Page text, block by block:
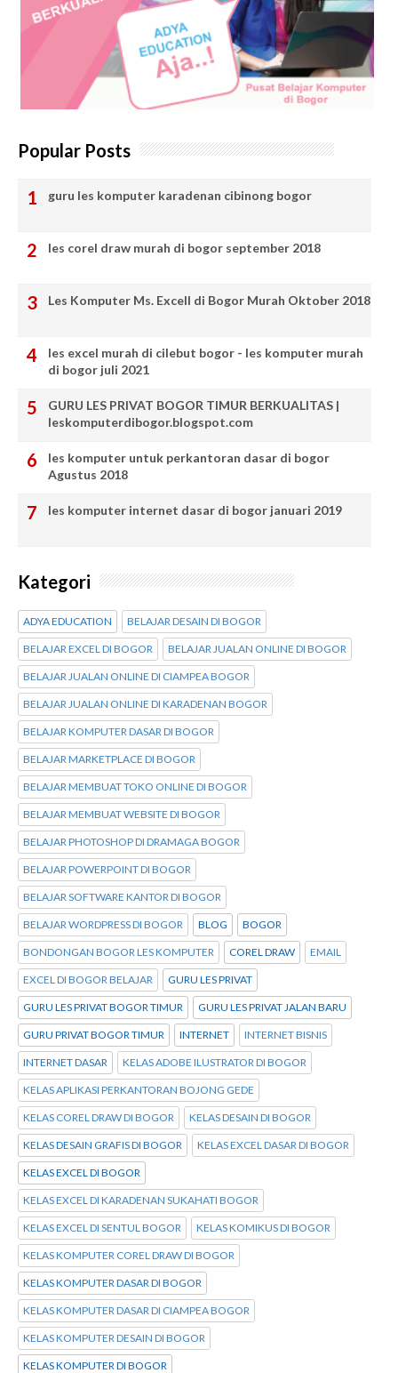
Popular Posts
guru les komputer karadenan cibinong bogor
les corel draw murah di bogor september 2018
Les Komputer Ms. Excell di Bogor Murah Oktober 2018
les excel murah di cilebut bogor - les komputer murah
di bogor juli 2021
GURU LES PRIVAT BOGOR TIMUR BERKUALITAS |
leskomputerdibogor.blogspot.com
les komputer untuk perkantoran dasar di bogor
Agustus 2018
les komputer internet dasar di bogor januari 2019
Kategori
ADYA EDUCATION BELAJAR DESAIN DI BOGOR
BELAJAR EXCEL DI BOGOR BELAJAR JUALAN ONLINE DI BOGOR
BELAJAR JUALAN ONLINE DI CIAMPEA BOGOR
BELAJAR JUALAN ONLINE DI KARADENAN BOGOR
BELAJAR KOMPUTER DASAR DI BOGOR
BELAJAR MARKETPLACE DI BOGOR
BELAJAR MEMBUAT TOKO ONLINE DI BOGOR
BELAJAR MEMBUAT WEBSITE DI BOGOR
BELAJAR PHOTOSHOP DI DRAMAGA BOGOR
BELAJAR POWERPOINT DI BOGOR
BELAJAR SOFTWARE KANTOR DI BOGOR
BELAJAR WORDPRESS DI BOGOR BLOG BOGOR
BONDONGAN BOGOR LES KOMPUTER COREL DRAW EMAIL
EXCEL DI BOGOR BELAJAR GURU LES PRIVAT
GURU LES PRIVAT BOGOR TIMUR GURU LES PRIVAT JALAN BARU
GURU PRIVAT BOGOR TIMUR INTERNET INTERNET BISNIS
INTERNET DASAR KELAS ADOBE ILUSTRATOR DI BOGOR
KELAS APLIKASI PERKANTORAN BOJONG GEDE
KELAS COREL DRAW DI BOGOR KELAS DESAIN DI BOGOR
KELAS DESAIN GRAFIS DI BOGOR KELAS EXCEL DASAR DI BOGOR
KELAS EXCEL DI BOGOR
KELAS EXCEL DI KARADENAN SUKAHATI BOGOR
KELAS EXCEL DI SENTUL BOGOR KELAS KOMIKUS DI BOGOR
KELAS KOMPUTER COREL DRAW DI BOGOR
KELAS KOMPUTER DASAR DI BOGOR
KELAS KOMPUTER DASAR DI CIAMPEA BOGOR
KELAS KOMPUTER DESAIN DI BOGOR
KELAS KOMPUTER DI BOGOR